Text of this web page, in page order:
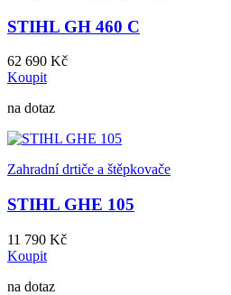
STIHL GH 460 C
62 690 Kč
Koupit
na dotaz
Zahradní drtiče a štěpkovače
STIHL GHE 105
11 790 Kč
Koupit
na dotaz